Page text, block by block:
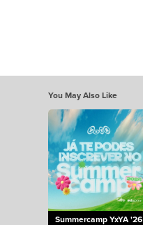
You May Also Like
Summercamp YxYA '26